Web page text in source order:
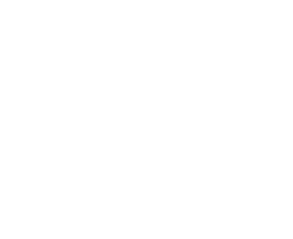
en el éxito de la pesca,
es un componente vital de
en ser creado, ya que el equipo
por el legendario Tom Dove-
y el Korda Krank ha